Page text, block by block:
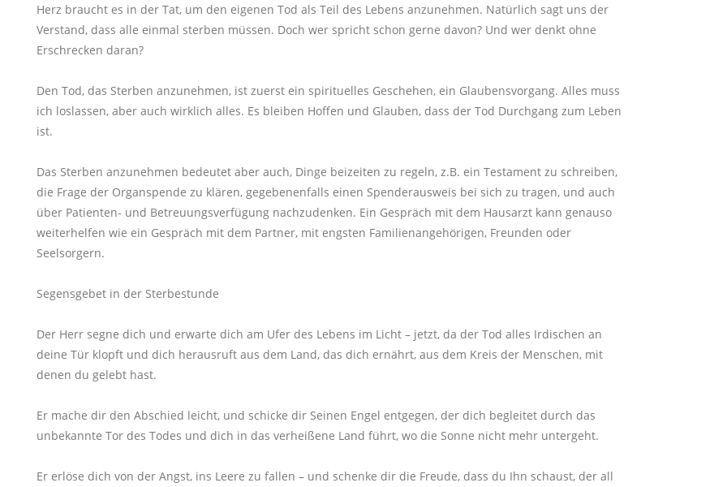
Herz braucht es in der Tat, um den eigenen Tod als Teil des Lebens anzunehmen. Natürlich sagt uns der
Verstand, dass alle einmal sterben müssen. Doch wer spricht schon gerne davon? Und wer denkt ohne
Erschrecken daran?
Den Tod, das Sterben anzunehmen, ist zuerst ein spirituelles Geschehen, ein Glaubensvorgang. Alles muss
ich loslassen, aber auch wirklich alles. Es bleiben Hoffen und Glauben, dass der Tod Durchgang zum Leben
ist.
Das Sterben anzunehmen bedeutet aber auch, Dinge beizeiten zu regeln, z.B. ein Testament zu schreiben,
die Frage der Organspende zu klären, gegebenenfalls einen Spenderausweis bei sich zu tragen, und auch
über Patienten- und Betreuungsverfügung nachzudenken. Ein Gespräch mit dem Hausarzt kann genauso
weiterhelfen wie ein Gespräch mit dem Partner, mit engsten Familienangehörigen, Freunden oder
Seelsorgern.
Segensgebet in der Sterbestunde
Der Herr segne dich und erwarte dich am Ufer des Lebens im Licht – jetzt, da der Tod alles Irdischen an
deine Tür klopft und dich herausruft aus dem Land, das dich ernährt, aus dem Kreis der Menschen, mit
denen du gelebt hast.
Er mache dir den Abschied leicht, und schicke dir Seinen Engel entgegen, der dich begleitet durch das
unbekannte Tor des Todes und dich in das verheißene Land führt, wo die Sonne nicht mehr untergeht.
Er erlöse dich von der Angst, ins Leere zu fallen – und schenke dir die Freude, dass du Ihn schaust, der all